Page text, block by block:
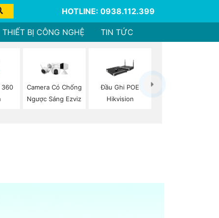
HOTLINE: 0938.112.399
THIẾT BỊ CÔNG NGHỆ TIN TỨC
360
Camera Có Chống
Ngược Sáng Ezviz
Đầu Ghi POE
Hikvision